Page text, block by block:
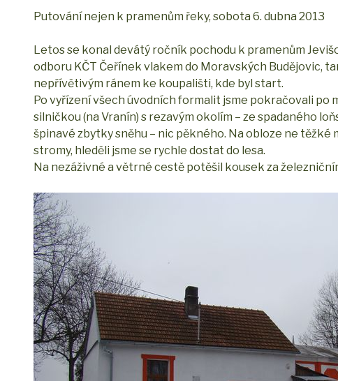
Putování nejen k pramenům řeky, sobota 6. dubna 2013
Letos se konal devátý ročník pochodu k pramenům
odboru KČT Čeřínek vlakem do Moravských Budějovic,
nepřívětivým ránem ke koupališti, kde byl start.
Po vyřízení všech úvodních formalit jsme pokračovali po
silničkou (na Vranín) s rezavým okolím – ze spadaného
špinavé zbytky sněhu – nic pěkného. Na obloze ne těžké
stromy, hleděli jsme se rychle dostat do lesa.
Na nezáživné a větrné cestě potěšil kousek za